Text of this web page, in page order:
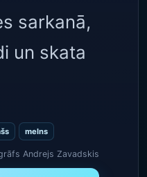
sarkanā,
un skata
melns
Andrejs Zavadskis